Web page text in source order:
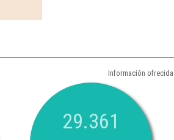
Información
29.361